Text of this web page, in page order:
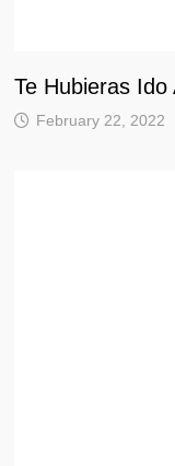
Te Hubieras
February 22, 2022